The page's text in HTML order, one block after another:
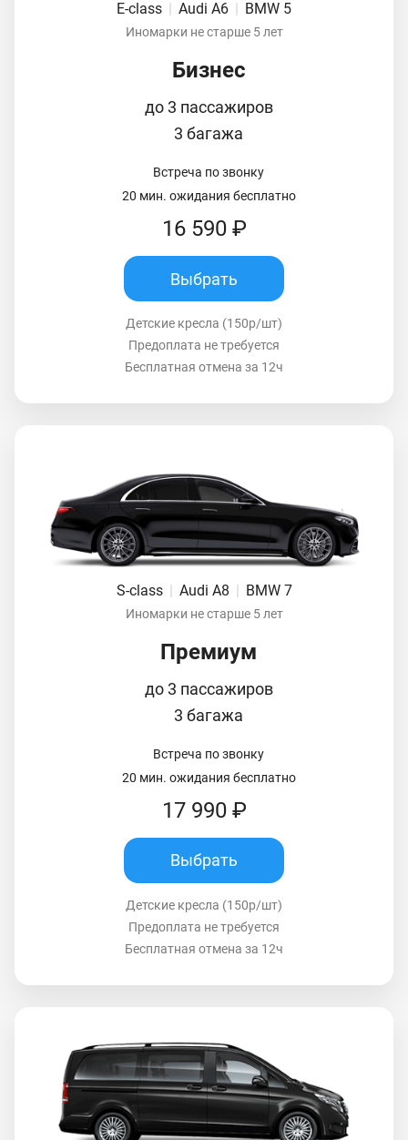
E-class | Audi A6 | BMW 5
Иномарки не старше 5 лет
Бизнес
до 3 пассажиров
3 багажа
Встреча по звонку
20 мин. ожидания бесплатно
16 590 ₽
Выбрать
Детские кресла (150р/шт)
Предоплата не требуется
Бесплатная отмена за 12ч
S-class | Audi A8 | BMW 7
Иномарки не старше 5 лет
Премиум
до 3 пассажиров
3 багажа
Встреча по звонку
20 мин. ожидания бесплатно
17 990 ₽
Выбрать
Детские кресла (150р/шт)
Предоплата не требуется
Бесплатная отмена за 12ч